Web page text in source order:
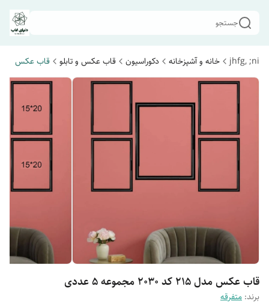
جستجو
jhfg, ;ni خانه و آشپزخانه دکوراسیون قاب عکس و تابلو قاب عکس
قاب عکس مدل 215 کد 2030 مجموعه 5 عددی
برند: متفرقه